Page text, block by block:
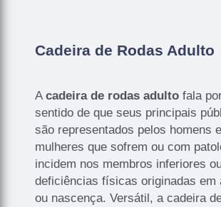
Cadeira de Rodas Adulto
Acadeira de rodas adulto fala
sentido de que seus principais
são representados pelos homens
mulheres que sofrem ou com
incidem nos membros inferiores
deficiências físicas originadas em
ou nascença. Versátil, a cadeira